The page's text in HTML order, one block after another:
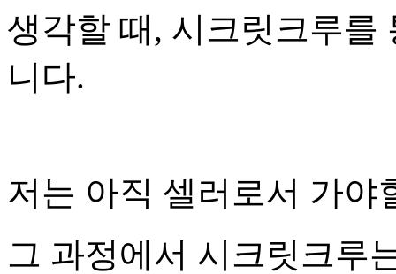
생각할 때, 시크릿크루를
니다.
저는 아직 셀러로서 가야
그 과정에서 시크릿크루